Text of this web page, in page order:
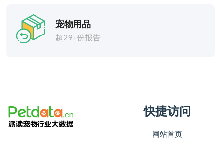
宠物用品
超29+份报告
快捷访问
网站首页